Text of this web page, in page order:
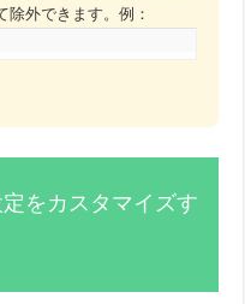
除外できます。例：
をカスタマイズす